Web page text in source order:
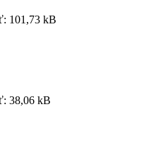
101,73 kB
38,06 kB